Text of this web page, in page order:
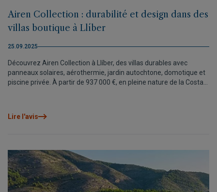
Airen Collection : durabilité et design dans des
villas boutique à Llíber
25.09.2025
Découvrez Airen Collection à Llíber, des villas durables avec
panneaux solaires, aérothermie, jardin autochtone, domotique et
piscine privée. À partir de 937 000 €, en pleine nature de la Costa
Lire l'avis